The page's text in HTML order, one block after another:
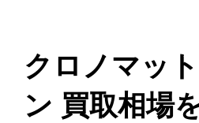
クロノマッ
ン 買取相場